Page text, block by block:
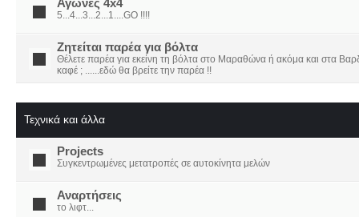
Αγώνες 4x4
5...4...3...2...1....GO !!!!
Ζητείται παρέα για βόλτα
Θέλετε παρέα για εκείνη τη βόλτα στο Μαραθώνα ή ακόμα και στα
καφέ ; ......εδώ θα βρείτε την παρέα !!
Τεχνικά και άλλα
Projects
Συγκεντρωμένες μετατροπές σε αυτοκίνητα μελών
Αναρτήσεις
το λιφτ...